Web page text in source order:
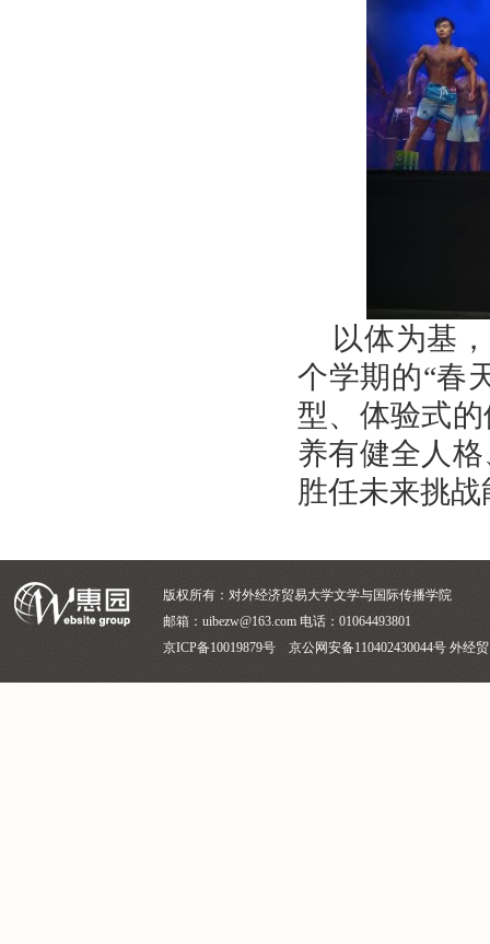
以体为基
个学期的“春
型、体验式的
养有健全人
胜任未来挑战
版权所有：对外经济贸易大学文学与国际传播学院
邮箱：uibezw@163.com 电话：01064493801
京ICP备10019879号 京公网安备110402430044号 外经贸